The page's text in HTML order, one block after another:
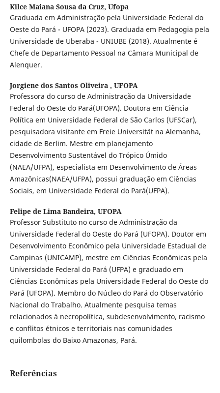
Kilce Maiana Sousa da Cruz, Ufopa
Graduada em Administração pela Universidade Federal do
Oeste do Pará - UFOPA (2023). Graduada em Pedagogia pela
Universidade de Uberaba - UNIUBE (2018). Atualmente é
Chefe de Departamento Pessoal na Câmara Municipal de
Alenquer.
Jorgiene dos Santos Oliveira , UFOPA
Professora do curso de Administração da Universidade
Federal do Oeste do Pará(UFOPA). Doutora em Ciência
Política em Universidade Federal de São Carlos (UFSCar),
pesquisadora visitante em Freie Universität na Alemanha,
cidade de Berlim. Mestre em planejamento
Desenvolvimento Sustentável do Trópico Úmido
(NAEA/UFPA), especialista em Desenvolvimento de Áreas
Amazônicas(NAEA/UFPA), possui graduação em Ciências
Sociais, em Universidade Federal do Pará(UFPA).
Felipe de Lima Bandeira, UFOPA
Professor Substituto no curso de Administração da
Universidade Federal do Oeste do Pará (UFOPA). Doutor em
Desenvolvimento Econômico pela Universidade Estadual de
Campinas (UNICAMP), mestre em Ciências Econômicas pela
Universidade Federal do Pará (UFPA) e graduado em
Ciências Econômicas pela Universidade Federal do Oeste do
Pará (UFOPA). Membro do Núcleo do Pará do Observatório
Nacional do Trabalho. Atualmente pesquisa temas
relacionados à necropolítica, subdesenvolvimento, racismo
e conflitos étnicos e territoriais nas comunidades
quilombolas do Baixo Amazonas, Pará.
Referências